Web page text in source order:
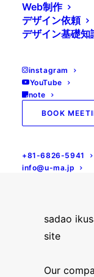
Web制作
デザイン依頼
デザイン基礎知
instagram
YouTube
note
BOOK
+81-6826-5941
info@u-ma.jp
sadao
site
Our